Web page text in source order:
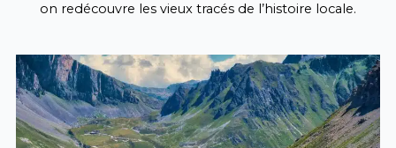
on redécouvre les vieux tracés de l’histoire locale.